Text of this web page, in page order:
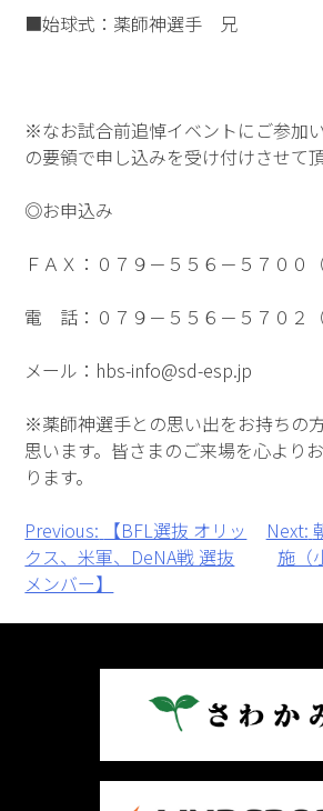
■始球式：薬師神選手 兄
※なお試合前追悼イベントにご参加
の要領で申し込みを受け付けさせて頂
◎お申込み
ＦＡＸ：０７９－５５６－５７００
電 話：０７９－５５６－５７０２（
メール：hbs-info@sd-esp.jp
※薬師神選手との思い出をお持ちの
思います。皆さまのご来場を心より
ります。
投
稿
ナ
Previous:
【BFL選抜 オリッ
クス、米軍、DeNA戦 選抜
メンバー】
Next:
施（